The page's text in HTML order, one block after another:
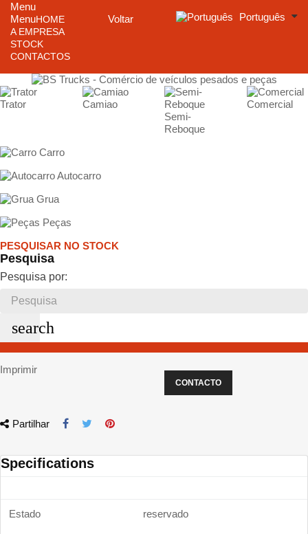
Menu
Menu
Voltar
HOME
A EMPRESA
STOCK
CONTACTOS
Português
Trator
Camiao
Semi-
Reboque
Comercial
Carro
Autocarro
Grua
Peças
PESQUISAR NO STOCK
Pesquisa
Pesquisa por:
search
Imprimir
CONTACTO
Partilhar
Specifications
Estado reservado